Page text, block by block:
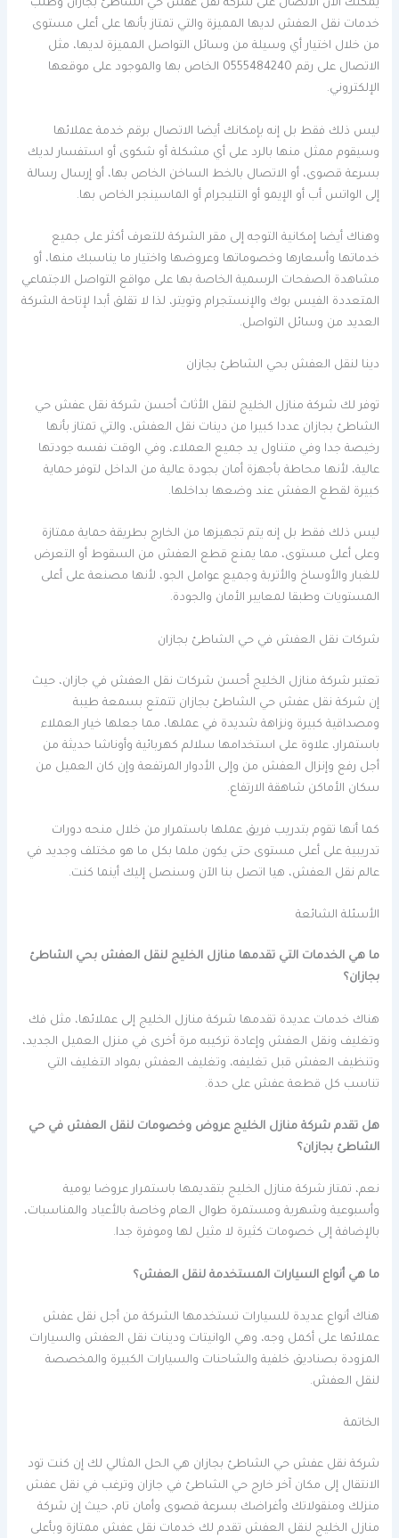
يمكنك الآن الاتصال على شركة نقل عفش حي الشاطئ بجازان وطلب
خدمات نقل العفش لديها المميزة والتي تمتاز بأنها على أعلى مستوى
من خلال اختيار أي وسيلة من وسائل التواصل المميزة لديها، مثل
الاتصال على رقم 0555484240 الخاص بها والموجود على موقعها
الإلكتروني.
ليس ذلك فقط بل إنه بإمكانك أيضا الاتصال برقم خدمة عملائها
وسيقوم ممثل منها بالرد على أي مشكلة أو شكوى أو استفسار لديك
بسرعة قصوى، أو الاتصال بالخط الساخن الخاص بها، أو إرسال رسالة
إلى الواتس أب أو الإيمو أو التليجرام أو الماسينجر الخاص بها.
وهناك أيضا إمكانية التوجه إلى مقر الشركة للتعرف أكثر على جميع
خدماتها وأسعارها وخصوماتها وعروضها واختيار ما يناسبك منها، أو
مشاهدة الصفحات الرسمية الخاصة بها على مواقع التواصل الاجتماعي
المتعددة الفيس بوك والإنستجرام وتويتر، لذا لا تقلق أبدا لإتاحة الشركة
العديد من وسائل التواصل.
دينا لنقل العفش بحي الشاطئ بجازان
توفر لك شركة منازل الخليج لنقل الأثاث أحسن شركة نقل عفش حي
الشاطئ بجازان عددا كبيرا من دينات نقل العفش، والتي تمتاز بأنها
رخيصة جدا وفي متناول يد جميع العملاء، وفي الوقت نفسه جودتها
عالية، لأنها محاطة بأجهزة أمان بجودة عالية من الداخل لتوفر حماية
كبيرة لقطع العفش عند وضعها بداخلها.
ليس ذلك فقط بل إنه يتم تجهيزها من الخارج بطريقة حماية ممتازة
وعلى أعلى مستوى، مما يمنع قطع العفش من السقوط أو التعرض
للغبار والأوساخ والأتربة وجميع عوامل الجو، لأنها مصنعة على أعلى
المستويات وطبقا لمعايير الأمان والجودة.
شركات نقل العفش في حي الشاطئ بجازان
تعتبر شركة منازل الخليج أحسن شركات نقل العفش في جازان، حيث
إن شركة نقل عفش حي الشاطئ بجازان تتمتع بسمعة طيبة
ومصداقية كبيرة ونزاهة شديدة في عملها، مما جعلها خيار العملاء
باستمرار، علاوة على استخدامها سلالم كهربائية وأوناشا حديثة من
أجل رفع وإنزال العفش من وإلى الأدوار المرتفعة وإن كان العميل من
سكان الأماكن شاهقة الارتفاع.
كما أنها تقوم بتدريب فريق عملها باستمرار من خلال منحه دورات
تدريبية على أعلى مستوى حتى يكون ملما بكل ما هو مختلف وجديد في
عالم نقل العفش، هيا اتصل بنا الآن وسنصل إليك أينما كنت.
الأسئلة الشائعة
ما هي الخدمات التي تقدمها منازل الخليج لنقل العفش بحي الشاطئ
بجازان؟
هناك خدمات عديدة تقدمها شركة منازل الخليج إلى عملائها، مثل فك
وتغليف ونقل العفش وإعادة تركيبه مرة أخرى في منزل العميل الجديد،
وتنظيف العفش قبل تغليفه، وتغليف العفش بمواد التغليف التي
تناسب كل قطعة عفش على حدة.
هل تقدم شركة منازل الخليج عروض وخصومات لنقل العفش في حي
الشاطئ بجازان؟
نعم، تمتاز شركة منازل الخليج بتقديمها باستمرار عروضا يومية
وأسبوعية وشهرية ومستمرة طوال العام وخاصة بالأعياد والمناسبات،
بالإضافة إلى خصومات كثيرة لا مثيل لها وموفرة جدا.
ما هي أنواع السيارات المستخدمة لنقل العفش؟
هناك أنواع عديدة للسيارات تستخدمها الشركة من أجل نقل عفش
عملائها على أكمل وجه، وهي الوانيتات ودينات نقل العفش والسيارات
المزودة بصناديق خلفية والشاحنات والسيارات الكبيرة والمخصصة
لنقل العفش.
الخاتمة
شركة نقل عفش حي الشاطئ بجازان هي الحل المثالي لك إن كنت تود
الانتقال إلى مكان آخر خارج حي الشاطئ في جازان وترغب في نقل عفش
منزلك ومنقولاتك وأغراضك بسرعة قصوى وأمان تام، حيث إن شركة
منازل الخليج لنقل العفش تقدم لك خدمات نقل عفش ممتازة وبأعلى